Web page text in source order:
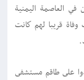
العاصمة اليمنية
قريبا لهم كانت
على طاقم مستشفى